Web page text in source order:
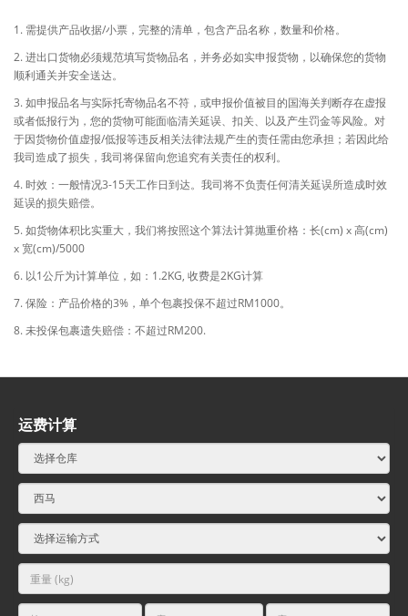
1. 需提供产品收据/小票，完整的清单，包含产品名称，数量和价格。
2. 进出口货物必须规范填写货物品名，并务必如实申报货物，以确保您的货物
顺利通关并安全送达。
3. 如申报品名与实际托寄物品名不符，或申报价值被目的国海关判断存在虚报
或者低报行为，您的货物可能面临清关延误、扣关、以及产生罚金等风险。对
于因货物价值虚报/低报等违反相关法律法规产生的责任需由您承担；若因此给
我司造成了损失，我司将保留向您追究有关责任的权利。
4. 时效：一般情况3-15天工作日到达。我司将不负责任何清关延误所造成时效
延误的损失赔偿。
5. 如货物体积比实重大，我们将按照这个算法计算抛重价格：长(cm) x 高(cm)
x 宽(cm)/5000
6. 以1公斤为计算单位，如：1.2KG, 收费是2KG计算
7. 保险：产品价格的3%，单个包裹投保不超过RM1000。
8. 未投保包裹遗失赔偿：不超过RM200.
运费计算